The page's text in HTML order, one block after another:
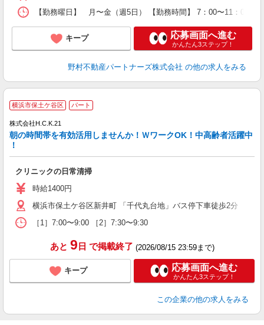
【勤務曜日】 月〜金（週5日） 【勤務時間】 7：00〜11：00
キープ 応募画面へ進む
かんたん3ステップ！
野村不動産パートナーズ株式会社 の他の求人をみる
横浜市保土ケ谷区 パート
株式会社H.C.K.21
朝の時間帯を有効活用しませんか！ＷワークOK！中高齢者活躍中
！
クリニックの日常清掃
時給1400円
横浜市保土ケ谷区新井町 「千代丸台地」バス停下車徒歩2分
［1］7:00〜9:00 ［2］7:30〜9:30
あと 9 日 で掲載終了 (2026/08/15 23:59まで)
キープ 応募画面へ進む
かんたん3ステップ！
この企業の他の求人をみる